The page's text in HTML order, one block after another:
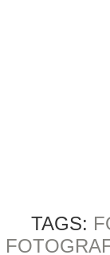
TAGS: